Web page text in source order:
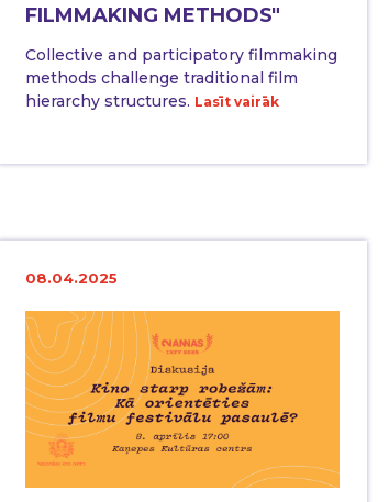
FILMMAKING METHODS"
Collective and participatory filmmaking
methods challenge traditional film
hierarchy structures. Lasīt vairāk
08.04.2025